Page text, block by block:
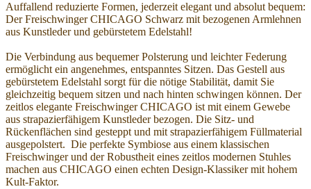
Auffallend reduzierte Formen, jederzeit elegant und absolut bequem:
Der Freischwinger CHICAGO Schwarz mit bezogenen Armlehnen
aus Kunstleder und gebürstetem Edelstahl!
Die Verbindung aus bequemer Polsterung und leichter Federung
ermöglicht ein angenehmes, entspanntes Sitzen. Das Gestell aus
gebürstetem Edelstahl sorgt für die nötige Stabilität, damit Sie
gleichzeitig bequem sitzen und nach hinten schwingen können. Der
zeitlos elegante Freischwinger CHICAGO ist mit einem Gewebe
aus strapazierfähigem Kunstleder bezogen. Die Sitz- und
Rückenflächen sind gesteppt und mit strapazierfähigem Füllmaterial
ausgepolstert. Die perfekte Symbiose aus einem klassischen
Freischwinger und der Robustheit eines zeitlos modernen Stuhles
machen aus CHICAGO einen echten Design-Klassiker mit hohem
Kult-Faktor.